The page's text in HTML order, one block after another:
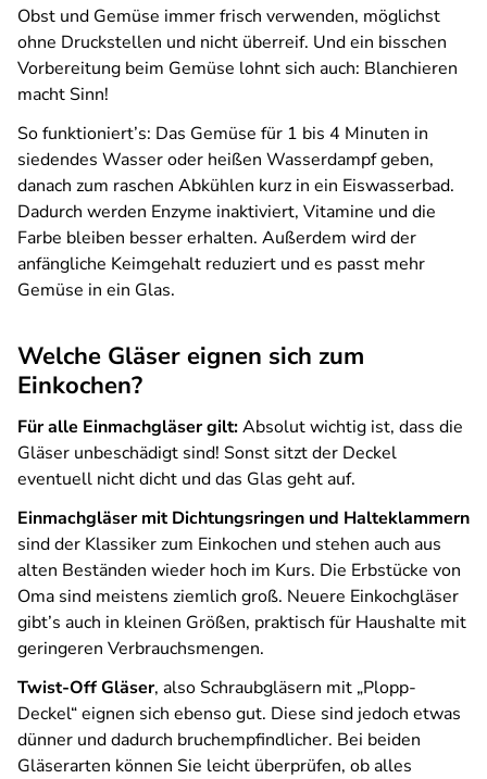
Obst und Gemüse immer frisch verwenden, möglichst
ohne Druckstellen und nicht überreif. Und ein bisschen
Vorbereitung beim Gemüse lohnt sich auch: Blanchieren
macht Sinn!
So funktioniert’s: Das Gemüse für 1 bis 4 Minuten in
siedendes Wasser oder heißen Wasserdampf geben,
danach zum raschen Abkühlen kurz in ein Eiswasserbad.
Dadurch werden Enzyme inaktiviert, Vitamine und die
Farbe bleiben besser erhalten. Außerdem wird der
anfängliche Keimgehalt reduziert und es passt mehr
Gemüse in ein Glas.
Welche Gläser eignen sich zum
Einkochen?
Für alle Einmachgläser gilt:Absolut wichtig ist, dass die
Gläser unbeschädigt sind! Sonst sitzt der Deckel
eventuell nicht dicht und das Glas geht auf.
Einmachgläser mit Dichtungsringen und Halteklammern
sind der Klassiker zum Einkochen und stehen auch aus
alten Beständen wieder hoch im Kurs. Die Erbstücke von
Oma sind meistens ziemlich groß. Neuere Einkochgläser
gibt’s auch in kleinen Größen, praktisch für Haushalte mit
geringeren Verbrauchsmengen.
Twist-Off Gläser, also Schraubgläsern mit „Plopp-
Deckel“ eignen sich ebenso gut. Diese sind jedoch etwas
dünner und dadurch bruchempfindlicher. Bei beiden
Gläserarten können Sie leicht überprüfen, ob alles